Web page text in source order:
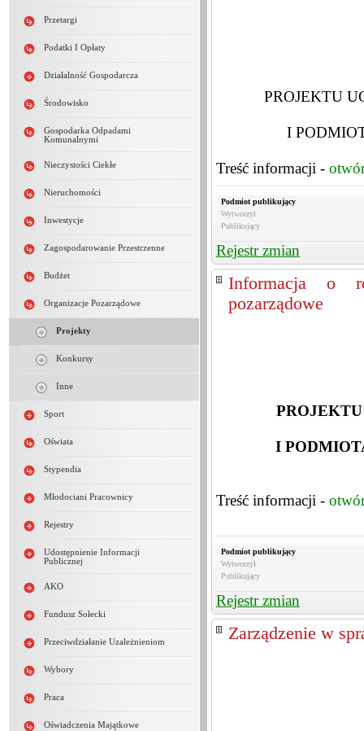
Przetargi
Podatki I Opłaty
Działalność Gospodarcza
Środowisko
Gospodarka Odpadami
Komunalnymi
Nieczystości Ciekłe
Nieruchomości
Inwestycje
Zagospodarowanie Przestrzenne
Budżet
Organizacje Pozarządowe
Projekty
Konkursy
Inne
Sport
Oświata
Stypendia
Młodociani Pracownicy
Rejestry
Udostępnienie Informacji
Publicznej
AKO
Fundusz Sołecki
Przeciwdziałanie Uzależnieniom
Wybory
Praca
Oświadczenia Majątkowe
PROJEKTU
I
Treść informacji -
Podmiot publikujący
Wytworzył
Publikujący
Rejestr zmian
Informacja o
pozarządowe
I
Treść informacji -
Podmiot publikujący
Wytworzył
Publikujący
Rejestr zmian
Zarządzenie w